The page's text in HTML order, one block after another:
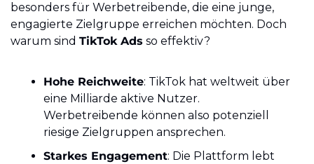
besonders für Werbetreibende, die eine junge,
engagierte Zielgruppe erreichen möchten. Doch
warum sind TikTok Ads so effektiv?
Hohe Reichweite: TikTok hat weltweit über
eine Milliarde aktive Nutzer.
Werbetreibende können also potenziell
riesige Zielgruppen ansprechen.
Starkes Engagement: Die Plattform lebt